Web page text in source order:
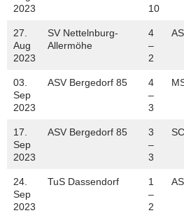
2023
10
27.
Aug
2023
SV Nettelnburg-
Allermöhe
4
–
2
03.
Sep
2023
ASV Bergedorf 85
4
–
3
17.
Sep
2023
ASV Bergedorf 85
3
–
3
24.
Sep
2023
TuS Dassendorf
1
–
2